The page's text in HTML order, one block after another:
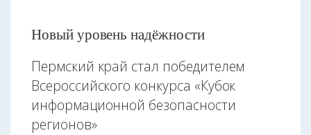
Новый уровень надёжности
Пермский край стал победителем
Всероссийского конкурса «Кубок
информационной безопасности
регионов»